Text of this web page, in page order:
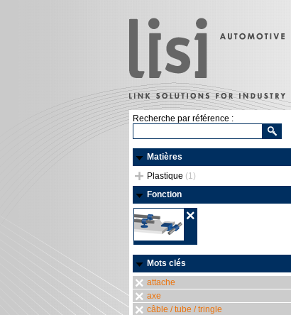
Recherche par référence :
Matières
Plastique (1)
Fonction
Mots clés
attache
axe
câble / tube / tringle